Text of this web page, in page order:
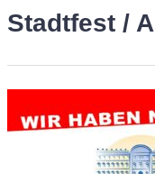
Stadtfest /